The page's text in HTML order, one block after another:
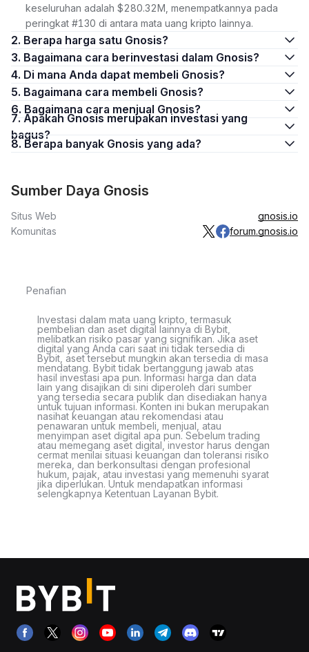
keseluruhan adalah $280.32M, menempatkannya pada
peringkat #130 di antara mata uang kripto lainnya.
2. Berapa harga satu Gnosis?
3. Bagaimana cara berinvestasi dalam Gnosis?
4. Di mana Anda dapat membeli Gnosis?
5. Bagaimana cara membeli Gnosis?
6. Bagaimana cara menjual Gnosis?
7. Apakah Gnosis merupakan investasi yang
bagus?
8. Berapa banyak Gnosis yang ada?
Sumber Daya Gnosis
Situs Web
gnosis.io
Komunitas
forum.gnosis.io
Penafian
Investasi dalam mata uang kripto, termasuk
pembelian dan aset digital lainnya di Bybit,
melibatkan risiko pasar yang signifikan. Jika aset
digital yang Anda cari saat ini tidak tersedia di
Bybit, aset tersebut mungkin akan tersedia di masa
mendatang. Bybit tidak bertanggung jawab atas
hasil investasi apa pun. Informasi harga dan data
lain yang disajikan di sini diperoleh dari sumber
yang tersedia secara publik dan disediakan hanya
untuk tujuan informasi. Konten ini bukan merupakan
nasihat keuangan atau rekomendasi atau
penawaran untuk membeli, menjual, atau
menyimpan aset digital apa pun. Sebelum trading
atau memegang aset digital, investor harus dengan
cermat menilai situasi keuangan dan toleransi risiko
mereka, dan berkonsultasi dengan profesional
hukum, pajak, atau investasi yang memenuhi syarat
jika diperlukan. Untuk mendapatkan informasi
selengkapnya Ketentuan Layanan Bybit.